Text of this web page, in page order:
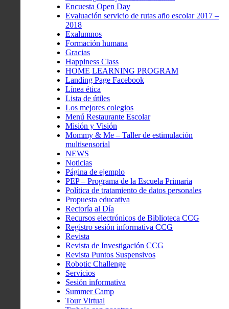
Encuesta Open Day
Evaluación servicio de rutas año escolar 2017 –
2018
Exalumnos
Formación humana
Gracias
Happiness Class
HOME LEARNING PROGRAM
Landing Page Facebook
Línea ética
Lista de útiles
Los mejores colegios
Menú Restaurante Escolar
Misión y Visión
Mommy & Me – Taller de estimulación
multisensorial
NEWS
Noticias
Página de ejemplo
PEP – Programa de la Escuela Primaria
Política de tratamiento de datos personales
Propuesta educativa
Rectoría al Día
Recursos electrónicos de Biblioteca CCG
Registro sesión informativa CCG
Revista
Revista de Investigación CCG
Revista Puntos Suspensivos
Robotic Challenge
Servicios
Sesión informativa
Summer Camp
Tour Virtual